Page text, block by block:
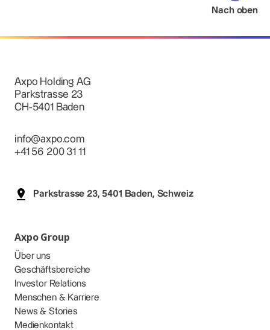
Nach oben
Axpo Holding AG
Parkstrasse 23
CH-5401 Baden
info@axpo.com
+41 56 200 31 11
Parkstrasse 23, 5401 Baden, Schweiz
Axpo Group
Über uns
Geschäftsbereiche
Investor Relations
Menschen & Karriere
News & Stories
Medienkontakt